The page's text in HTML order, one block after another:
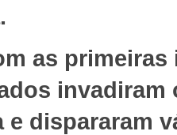
as
invadiram
e dispararam